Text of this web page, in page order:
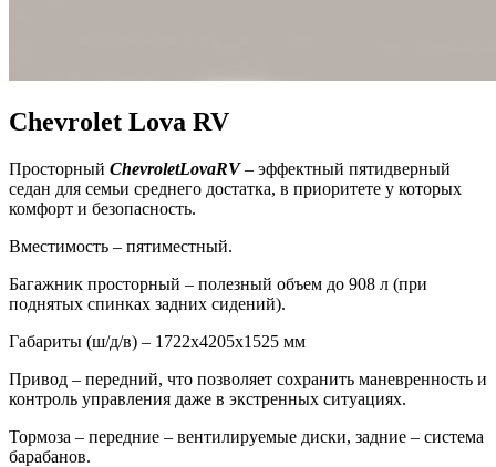
Chevrolet Lova RV
Просторный ChevroletLovaRV– эффектный пятидверный
седан для семьи среднего достатка, в приоритете у которых
комфорт и безопасность.
Вместимость – пятиместный.
Багажник просторный – полезный объем до 908 л (при
поднятых спинках задних сидений).
Габариты (ш/д/в) – 1722х4205х1525 мм
Привод – передний, что позволяет сохранить маневренность и
контроль управления даже в экстренных ситуациях.
Тормоза – передние – вентилируемые диски, задние – система
барабанов.